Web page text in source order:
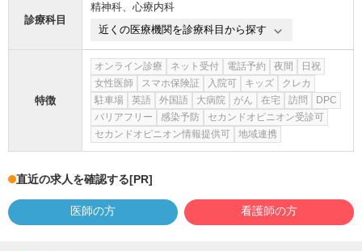
診療科目
精神科、 心療内科
近くの医療機関を診療科目から探す
特徴
オンライン診療 ネット受付 電話予約 夜間
日祝
女性医師
スマホ保険証 入院可 キッズ
クレカ
駐車場
英語 外国語 大病院 がん 在宅 訪問
DPC
バリアフリー
感染予防
セカンドオピニオン受診可
セカンドオピニオン情報提供可
地域連携
直近の求人を確認する[PR]
医師の方 看護師の方